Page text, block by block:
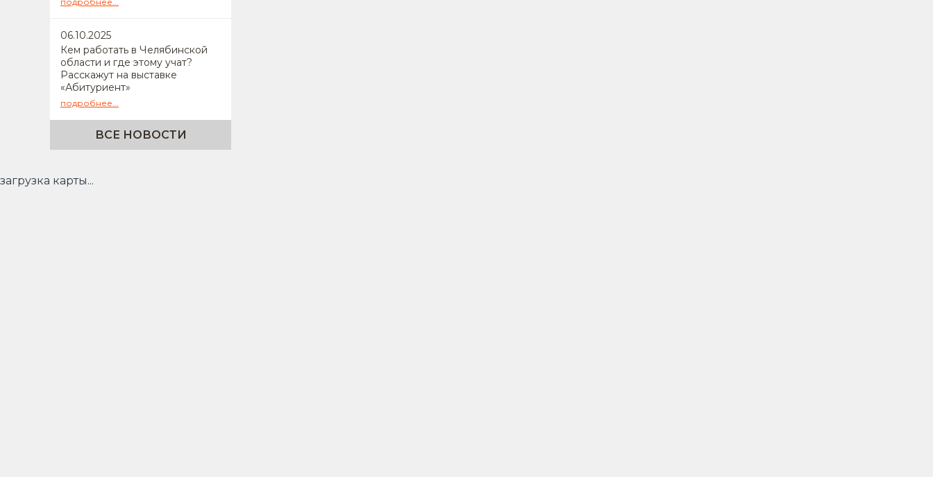
06.10.2025
Кем работать в Челябинской
области и где этому учат?
Расскажут на выставке
«Абитуриент»
подробнее...
ВСЕ НОВОСТИ
загрузка карты...